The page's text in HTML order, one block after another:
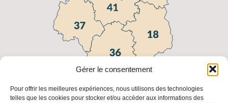
Gérer le consentement
Pour offrir les meilleures expériences, nous utilisons des technologies
telles que les cookies pour stocker et/ou accéder aux informations des